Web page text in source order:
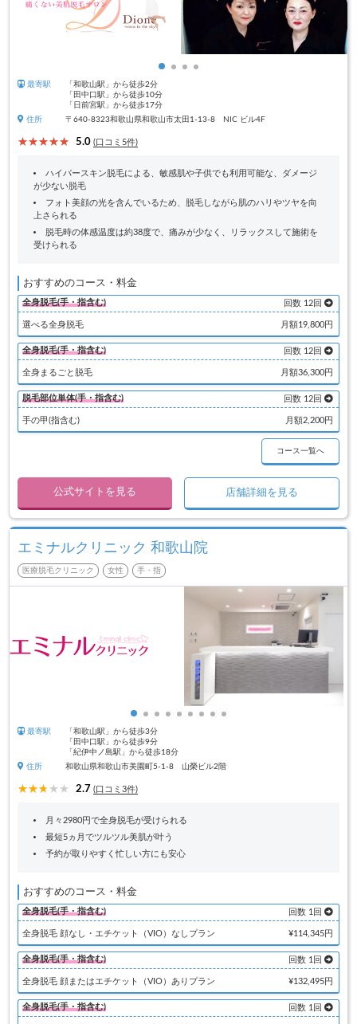
最寄駅
「和歌山駅」から徒歩2分
「田中口駅」から徒歩10分
「日前宮駅」から徒歩17分
住所
〒640-8323和歌山県和歌山市太田1-13-8 NIC ビル4F
5.0 (口コミ5件)
ハイパースキン脱毛による、敏感肌や子供でも利用可能な、ダメージ
が少ない脱毛
フォト美顔の光を含んでいるため、脱毛しながら肌のハリやツヤを向
上さられる
脱毛時の体感温度は約38度で、痛みが少なく、リラックスして施術を
受けられる
おすすめのコース・料金
全身脱毛(手・指含む) 回数 12回
選べる全身脱毛 月額19,800円
全身脱毛(手・指含む) 回数 12回
全身まるごと脱毛 月額36,300円
脱毛部位単体(手・指含む) 回数 12回
手の甲(指含む) 月額2,200円
コース一覧へ
公式サイトを見る 店舗詳細を見る
エミナルクリニック 和歌山院
医療脱毛クリニック 女性 手・指
最寄駅
「和歌山駅」から徒歩3分
「田中口駅」から徒歩9分
「紀伊中ノ島駅」から徒歩18分
住所
和歌山県和歌山市美園町5-1-8 山榮ビル2階
2.7 (口コミ3件)
月々2980円で全身脱毛が受けられる
最短5ヵ月でツルツル美肌が叶う
予約が取りやすく忙しい方にも安心
おすすめのコース・料金
全身脱毛(手・指含む) 回数 1回
全身脱毛 顔なし・エチケット（VIO）なしプラン ¥114,345円
全身脱毛(手・指含む) 回数 1回
全身脱毛 顔またはエチケット（VIO）ありプラン ¥132,495円
全身脱毛(手・指含む) 回数 1回